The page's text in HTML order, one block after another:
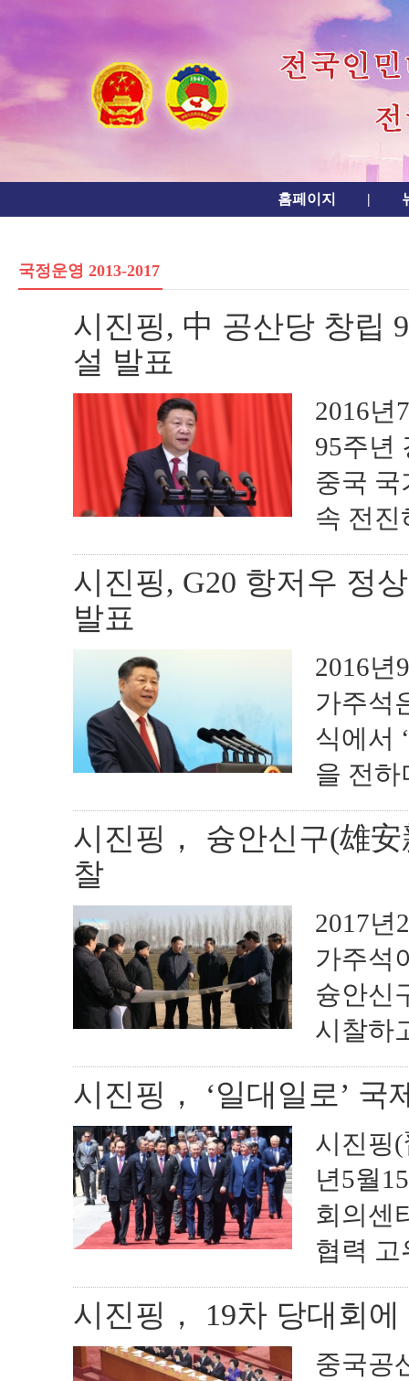
홈페이지 |
국정운영 2013-2017
시진핑, 中 공산당 창립
설 발표
2016년
95주년
중국 국
속 전진
시진핑, G20 항저우 정
발표
2016년
가주석
식에서
을 전하
시진핑， 슝안신구(雄
찰
2017년
가주석
슝안신
시찰하
시진핑， ‘일대일로’
시진핑
년5월
회의센
협력 고
시진핑， 19차 당대회
중국공